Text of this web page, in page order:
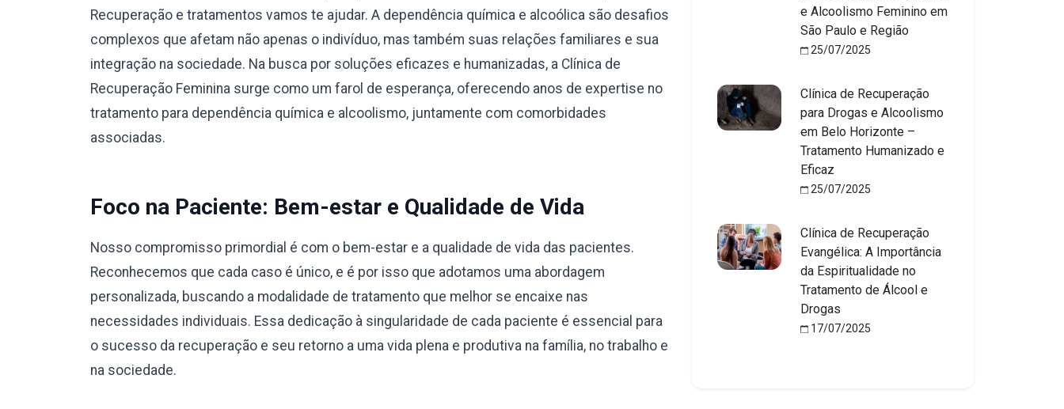
Recuperação e tratamentos vamos te ajudar. A dependência química e alcoólica são desafios
complexos que afetam não apenas o indivíduo, mas também suas relações familiares e sua
integração na sociedade. Na busca por soluções eficazes e humanizadas, a Clínica de
Recuperação Feminina surge como um farol de esperança, oferecendo anos de expertise no
tratamento para dependência química e alcoolismo, juntamente com comorbidades
associadas.
Foco na Paciente: Bem-estar e Qualidade de Vida
Nosso compromisso primordial é com o bem-estar e a qualidade de vida das pacientes.
Reconhecemos que cada caso é único, e é por isso que adotamos uma abordagem
personalizada, buscando a modalidade de tratamento que melhor se encaixe nas
necessidades individuais. Essa dedicação à singularidade de cada paciente é essencial para
o sucesso da recuperação e seu retorno a uma vida plena e produtiva na família, no trabalho e
na sociedade.
e Alcoolismo Feminino em
São Paulo e Região
25/07/2025
Clínica de Recuperação
para Drogas e Alcoolismo
em Belo Horizonte –
Tratamento Humanizado e
Eficaz
25/07/2025
Clínica de Recuperação
Evangélica: A Importância
da Espiritualidade no
Tratamento de Álcool e
Drogas
17/07/2025